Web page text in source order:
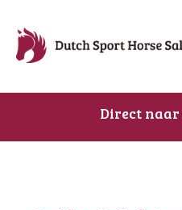
Direct